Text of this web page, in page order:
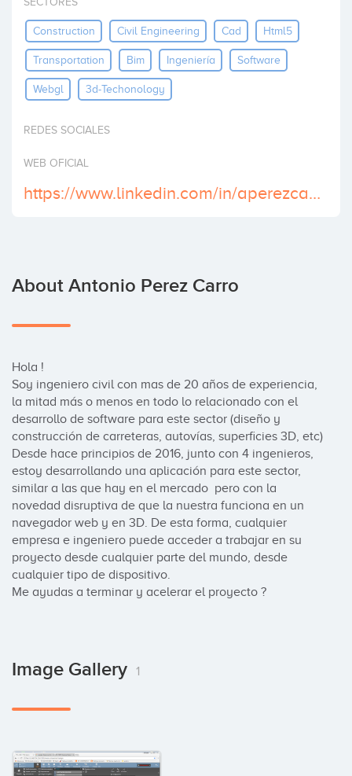
Construction Civil Engineering Cad Html5
Transportation Bim Ingeniería Software
Webgl 3d-Techonology
REDES SOCIALES
WEB OFICIAL
https://www.linkedin.com/in/aperezcarro/
About Antonio Perez Carro
Hola !
Soy ingeniero civil con mas de 20 años de experiencia,
la mitad más o menos en todo lo relacionado con el
desarrollo de software para este sector (diseño y
construcción de carreteras, autovías, superficies 3D, etc)
Desde hace principios de 2016, junto con 4 ingenieros,
estoy desarrollando una aplicación para este sector,
similar a las que hay en el mercado  pero con la
novedad disruptiva de que la nuestra funciona en un
navegador web y en 3D. De esta forma, cualquier
empresa e ingeniero puede acceder a trabajar en su
proyecto desde cualquier parte del mundo, desde
cualquier tipo de dispositivo.
Me ayudas a terminar y acelerar el proyecto ?
Image Gallery 1